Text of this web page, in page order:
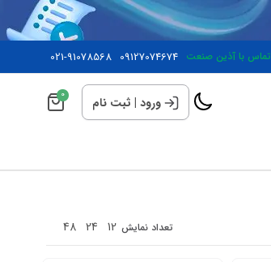
تماس با آذین صنعت 09127074674
021-91078568
ورود | ثبت نام 0
تعداد نمایش 12
24
48